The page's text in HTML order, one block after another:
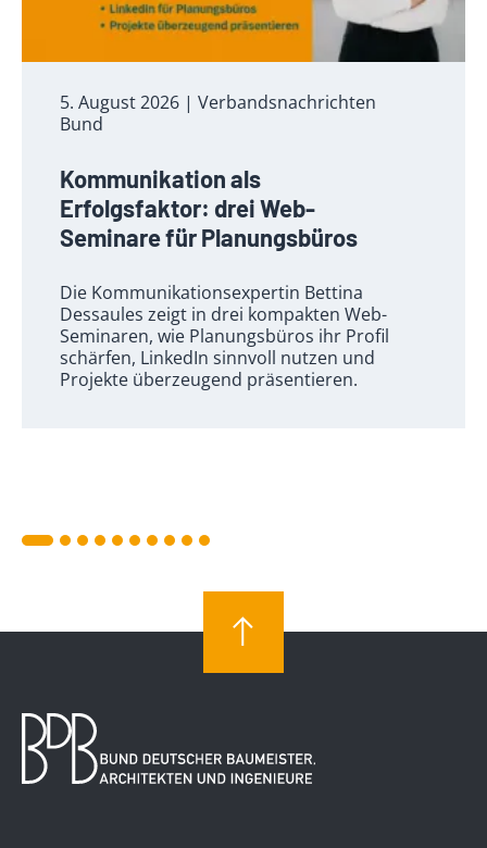
5. August 2026 | Verbandsnachrichten
Bund
Kommunikation als
Erfolgsfaktor: drei Web-
Seminare für Planungsbüros
Die Kommunikationsexpertin Bettina
Dessaules zeigt in drei kompakten Web-
Seminaren, wie Planungsbüros ihr Profil
schärfen, LinkedIn sinnvoll nutzen und
Projekte überzeugend präsentieren.